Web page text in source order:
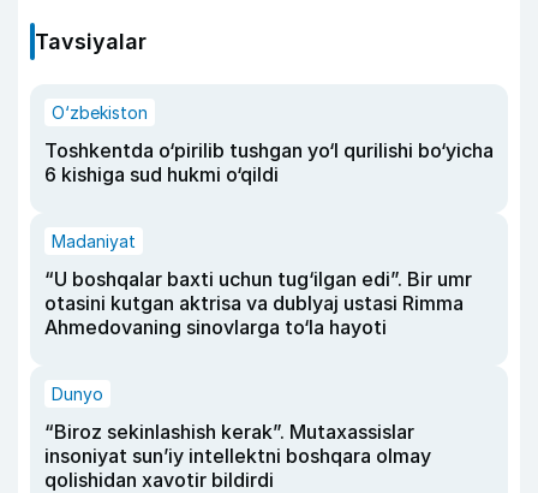
Tavsiyalar
O‘zbekiston
Toshkentda o‘pirilib tushgan yo‘l qurilishi bo‘yicha
6 kishiga sud hukmi o‘qildi
Madaniyat
“U boshqalar baxti uchun tug‘ilgan edi”. Bir umr
otasini kutgan aktrisa va dublyaj ustasi Rimma
Ahmedovaning sinovlarga to‘la hayoti
Dunyo
“Biroz sekinlashish kerak”. Mutaxassislar
insoniyat sun’iy intellektni boshqara olmay
qolishidan xavotir bildirdi